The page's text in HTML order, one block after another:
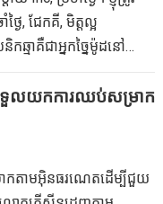
។…
ាក់ដែលអ្នកចង់បាននៅ
សគ្នាជាងទារកមុនដែរឬ
ៃ, ជែកគី, មិត្តល្អ
មាគឺជាអ្នកច្នៃម៉ូដនៅ
to catch a few…
ទួលយកការឈប់សម្រាក
កតាមអ៊ិនធរណេតដើម្បីជួយ